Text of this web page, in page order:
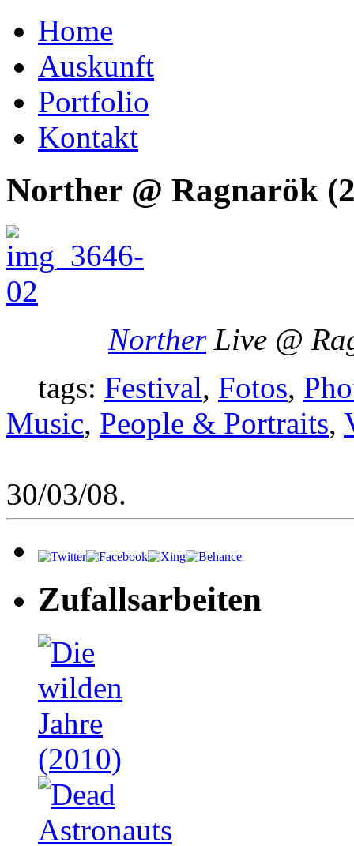
Home
Auskunft
Portfolio
Kontakt
Norther @ Ragnarök
NortherLive @
tags: Festival, Fotos,
Music, People & Portraits,
30/03/08.
Zufallsarbeiten